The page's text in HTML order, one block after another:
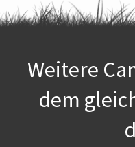
Weitere
dem